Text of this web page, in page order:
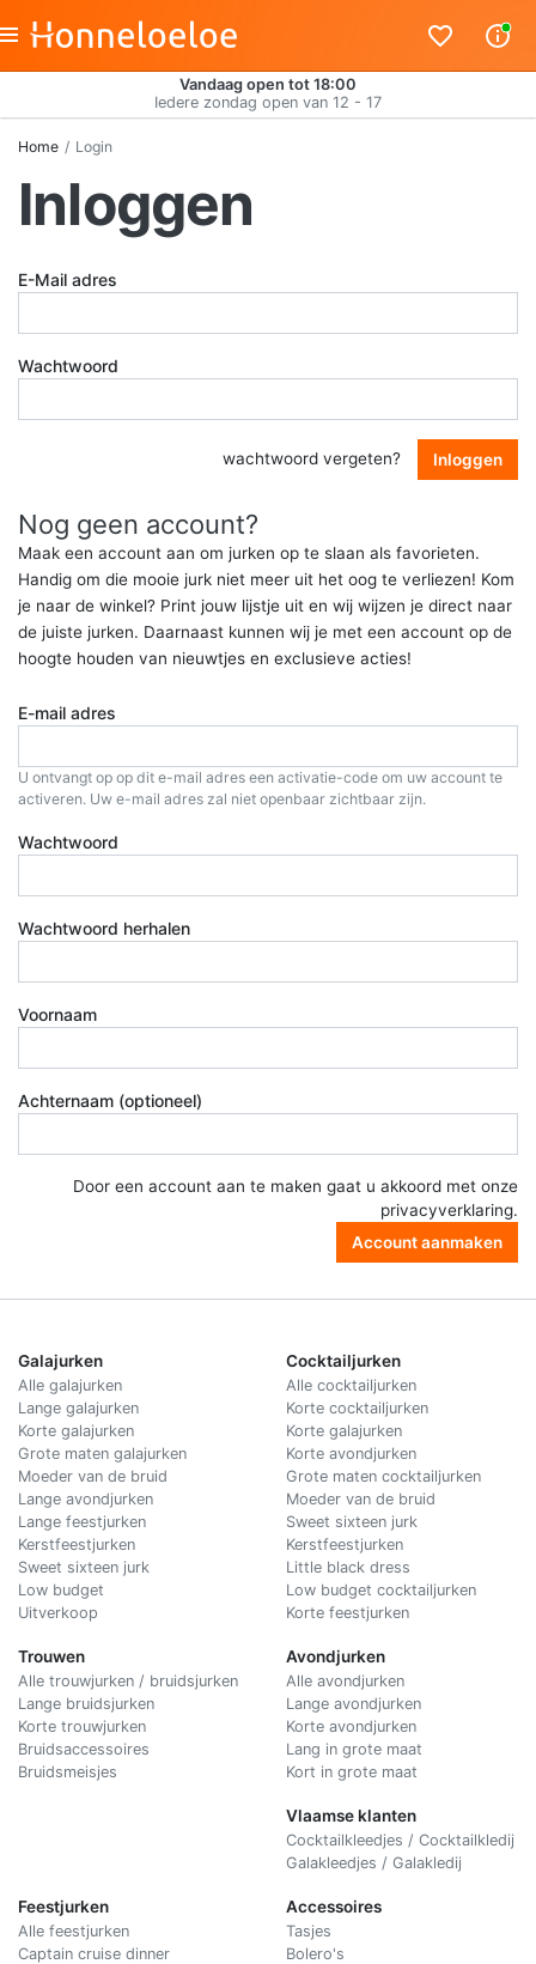
Vandaag open tot 18:00
Iedere zondag open van 12 - 17
Home Login
Inloggen
E-Mail adres
Wachtwoord
wachtwoord vergeten? Inloggen
Nog geen account?
Maak een account aan om jurken op te slaan als favorieten.
Handig om die mooie jurk niet meer uit het oog te verliezen! Kom
je naar de winkel? Print jouw lijstje uit en wij wijzen je direct naar
de juiste jurken. Daarnaast kunnen wij je met een account op de
hoogte houden van nieuwtjes en exclusieve acties!
E-mail adres
U ontvangt op op dit e-mail adres een activatie-code om uw account te
activeren. Uw e-mail adres zal niet openbaar zichtbaar zijn.
Wachtwoord
Wachtwoord herhalen
Voornaam
Achternaam (optioneel)
Door een account aan te maken gaat u akkoord met onze
privacyverklaring.
Account aanmaken
Galajurken
Alle galajurken
Lange galajurken
Korte galajurken
Grote maten galajurken
Moeder van de bruid
Lange avondjurken
Lange feestjurken
Kerstfeestjurken
Sweet sixteen jurk
Low budget
Uitverkoop
Trouwen
Alle trouwjurken / bruidsjurken
Lange bruidsjurken
Korte trouwjurken
Bruidsaccessoires
Bruidsmeisjes
Cocktailjurken
Alle cocktailjurken
Korte cocktailjurken
Korte galajurken
Korte avondjurken
Grote maten cocktailjurken
Moeder van de bruid
Sweet sixteen jurk
Kerstfeestjurken
Little black dress
Low budget cocktailjurken
Korte feestjurken
Avondjurken
Alle avondjurken
Lange avondjurken
Korte avondjurken
Lang in grote maat
Kort in grote maat
Vlaamse klanten
Cocktailkleedjes / Cocktailkledij
Galakleedjes / Galakledij
Feestjurken
Alle feestjurken
Captain cruise dinner
Accessoires
Tasjes
Bolero's